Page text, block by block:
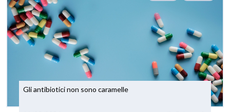
Gli antibiotici non sono caramelle